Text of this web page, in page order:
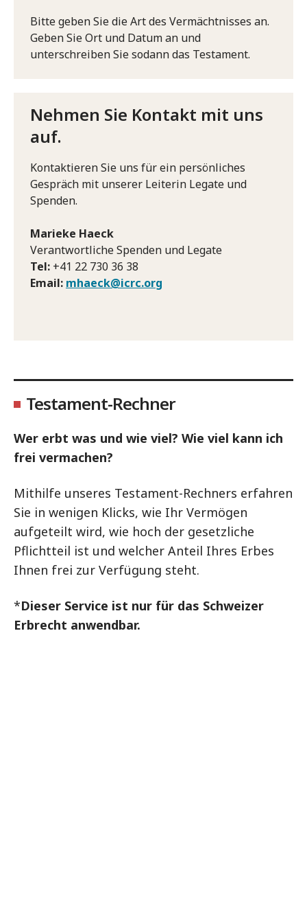
Bitte geben Sie die Art des Vermächtnisses an.
Geben Sie Ort und Datum an und
unterschreiben Sie sodann das Testament.
Nehmen Sie Kontakt mit uns
auf.
Kontaktieren Sie uns für ein persönliches
Gespräch mit unserer Leiterin Legate und
Spenden.
Marieke Haeck
Verantwortliche Spenden und Legate
Tel: +41 22 730 36 38
Email: mhaeck@icrc.org
Testament-Rechner
Wer erbt was und wie viel? Wie viel kann ich
frei vermachen?
Mithilfe unseres Testament-Rechners erfahren
Sie in wenigen Klicks, wie Ihr Vermögen
aufgeteilt wird, wie hoch der gesetzliche
Pflichtteil ist und welcher Anteil Ihres Erbes
Ihnen frei zur Verfügung steht.
*Dieser Service ist nur für das Schweizer
Erbrecht anwendbar.